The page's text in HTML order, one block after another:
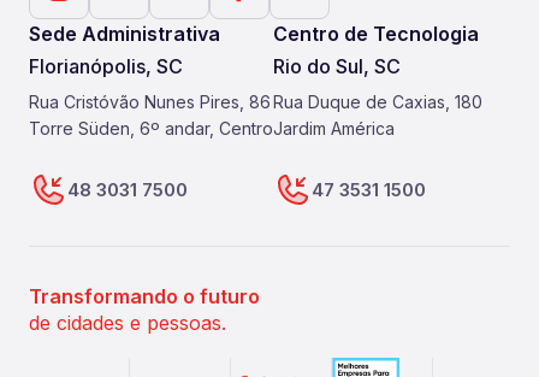
Sede Administrativa
Florianópolis, SC
Rua Cristóvão Nunes Pires, 86
Torre Süden, 6º andar, Centro
48 3031 7500
Centro de Tecnologia
Rio do Sul, SC
Rua Duque de Caxias, 180
Jardim América
47 3531 1500
Transformando o futuro
de cidades e pessoas.